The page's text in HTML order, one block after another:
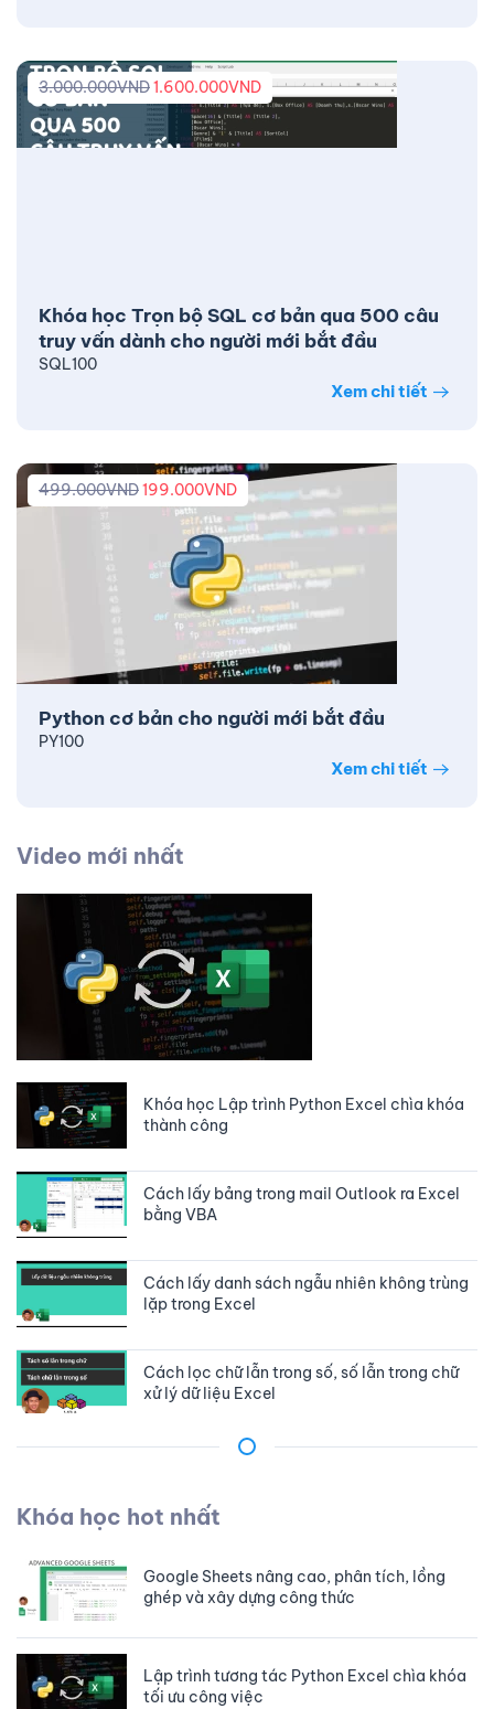
Khóa học Trọn bộ SQL cơ bản qua 500 câu
truy vấn dành cho người mới bắt đầu
3.000.000VND1.600.000VND
SQL100
Xem chi tiết
Python cơ bản cho người mới bắt đầu
499.000VND199.000VND
PY100
Xem chi tiết
Video mới nhất
Khóa học Lập trình Python Excel chìa khóa
thành công
Cách lấy bảng trong mail Outlook ra Excel
bằng VBA
Cách lấy danh sách ngẫu nhiên không trùng
lặp trong Excel
Cách lọc chữ lẫn trong số, số lẫn trong chữ
xử lý dữ liệu Excel
Cách sử dụng mảng trong Google apps
sắp xếp dữ liệu trong Excel
Cách chèn dữ liệu nhanh vào nhiều files
Khóa học hot nhất
Google Sheets nâng cao, phân tích, lồng
ghép và xây dựng công thức
Lập trình tương tác Python Excel chìa khóa
tối ưu công việc